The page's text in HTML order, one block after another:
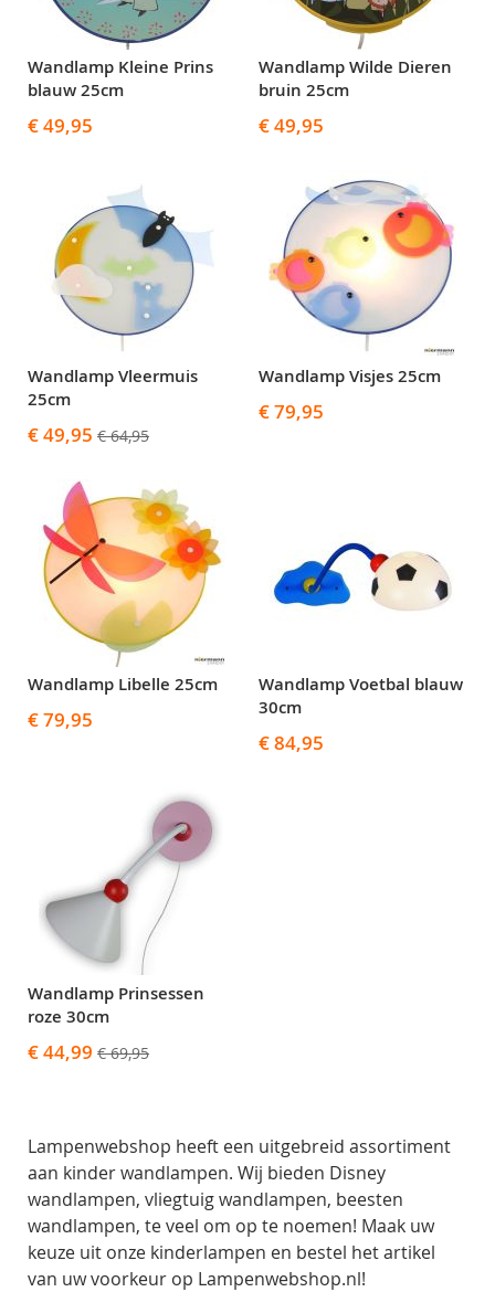
Wandlamp Kleine Prins
blauw 25cm
€ 49,95
Wandlamp Wilde Dieren
bruin 25cm
€ 49,95
Wandlamp Vleermuis
25cm
Speciale
€ 49,95 € 64,95
Wandlamp Visjes 25cm
€ 79,95
Wandlamp Libelle 25cm
€ 79,95
Wandlamp Voetbal blauw
30cm
€ 84,95
Wandlamp Prinsessen
roze 30cm
Speciale
€ 44,99 € 69,95
Lampenwebshop heeft een uitgebreid assortiment
aan kinder wandlampen. Wij bieden Disney
wandlampen, vliegtuig wandlampen, beesten
wandlampen, te veel om op te noemen! Maak uw
keuze uit onze kinderlampen en bestel het artikel
van uw voorkeur op Lampenwebshop.nl!